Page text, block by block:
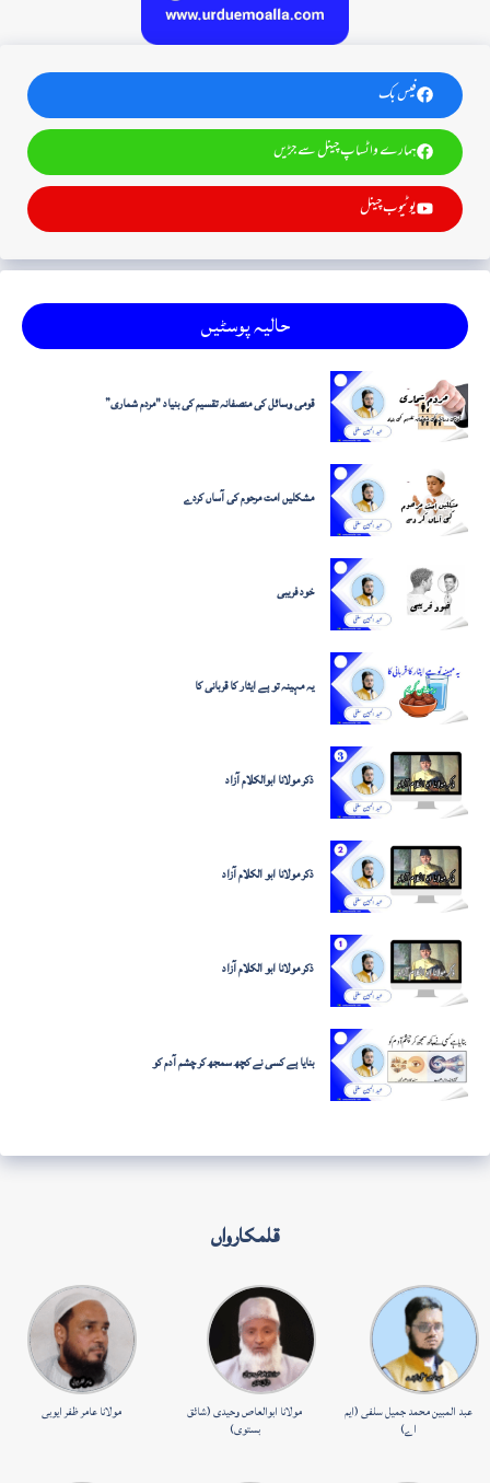
فیس بک
ہمارے واٹساپ چینل سے جڑیں
یوٹیوب چینل
حالیہ پوسٹیں
قومی وسائل کی منصفانہ تقسیم کی بنیاد "مردم شماری”
مشکلیں امت مرحوم کی آساں کردے
خود فریبی
یہ مہینہ تو ہے ایثار کا قربانی کا
ذکر مولانا ابوالکلام آزاد
ذکر مولانا ابو الکلام آزاد
ذکر مولانا ابو الکلام آزاد
بنایا ہے کسی نے کچھ سمجھ کر چشم آدم کو
قلمکارواں
عبد المبین محمد جمیل سلفی (ایم
اے)
مولانا ابوالعاص وحیدی (شائق
بستوی)
مولانا عامر ظفر ایوبی